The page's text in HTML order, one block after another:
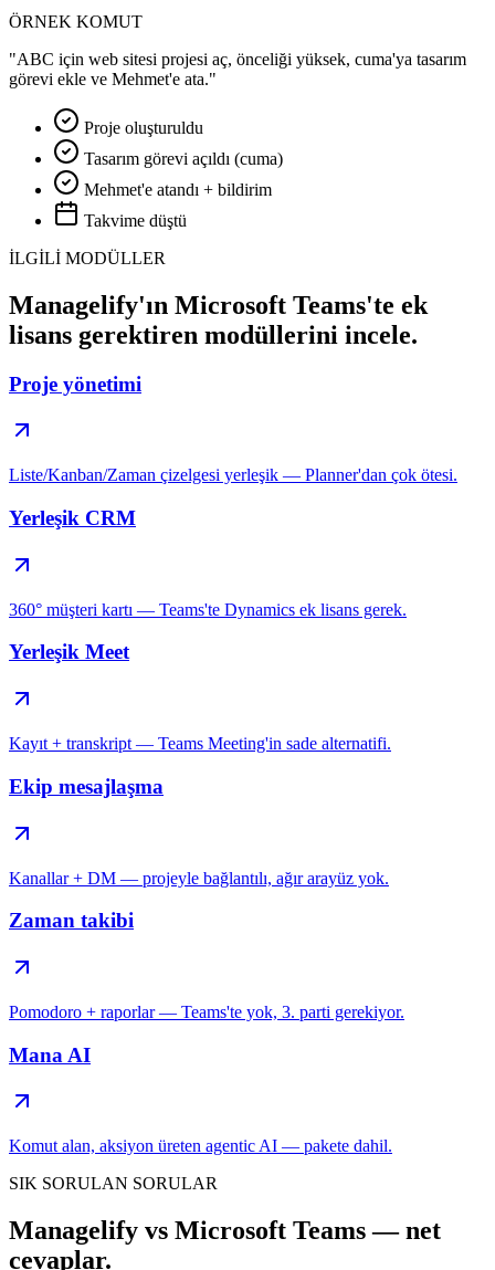
ÖRNEK KOMUT
"ABC için web sitesi projesi aç, önceliği yüksek, cuma'ya tasarım
görevi ekle ve Mehmet'e ata."
Proje oluşturuldu
Tasarım görevi açıldı (cuma)
Mehmet'e atandı + bildirim
Takvime düştü
İLGİLİ MODÜLLER
Managelify'ın Microsoft Teams'te ek
lisans gerektiren modüllerini incele.
Proje yönetimi
Liste/Kanban/Zaman çizelgesi yerleşik — Planner'dan çok ötesi.
Yerleşik CRM
360° müşteri kartı — Teams'te Dynamics ek lisans gerek.
Yerleşik Meet
Kayıt + transkript — Teams Meeting'in sade alternatifi.
Ekip mesajlaşma
Kanallar + DM — projeyle bağlantılı, ağır arayüz yok.
Zaman takibi
Pomodoro + raporlar — Teams'te yok, 3. parti gerekiyor.
Mana AI
Komut alan, aksiyon üreten agentic AI — pakete dahil.
SIK SORULAN SORULAR
Managelify vs Microsoft Teams — net
cevaplar.